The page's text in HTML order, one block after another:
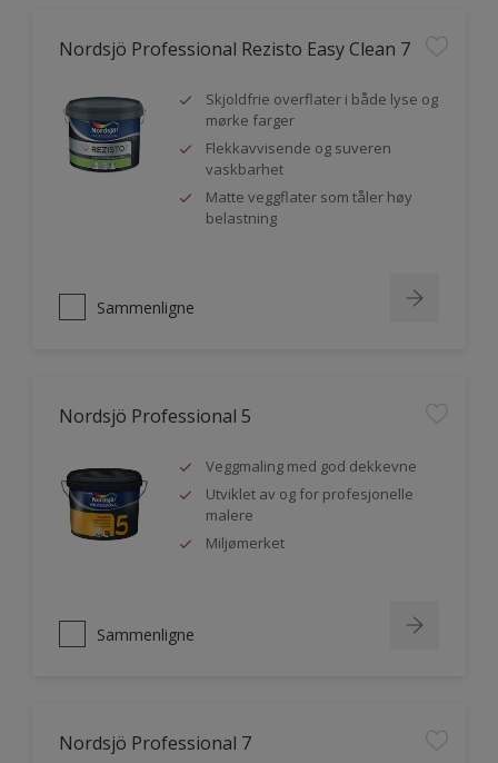
Nordsjö Professional Rezisto Easy Clean 7
Skjoldfrie overflater i både lyse og
mørke farger
Flekkavvisende og suveren
vaskbarhet
Matte veggflater som tåler høy
belastning
Sammenligne
Nordsjö Professional 5
Veggmaling med god dekkevne
Utviklet av og for profesjonelle
malere
Miljømerket
Sammenligne
Nordsjö Professional 7